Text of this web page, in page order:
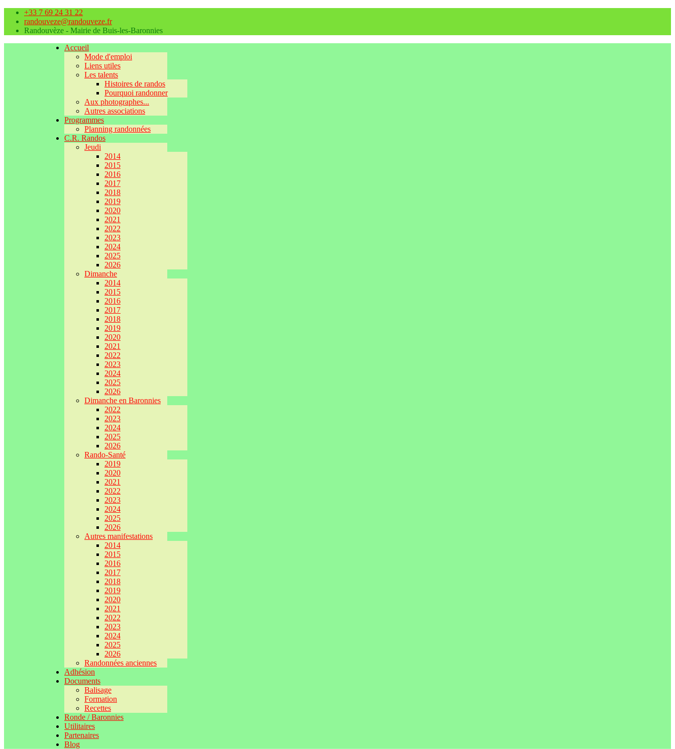
+33 7 69 24 31 22
randouveze@randouveze.fr
Randouvèze - Mairie de Buis-les-Baronnies
Accueil
Mode d'emploi
Liens utiles
Les talents
Histoires de randos
Pourquoi randonner
Aux photographes...
Autres associations
Programmes
Planning randonnées
C.R. Randos
Jeudi
2014
2015
2016
2017
2018
2019
2020
2021
2022
2023
2024
2025
2026
Dimanche
2014
2015
2016
2017
2018
2019
2020
2021
2022
2023
2024
2025
2026
Dimanche en Baronnies
2022
2023
2024
2025
2026
Rando-Santé
2019
2020
2021
2022
2023
2024
2025
2026
Autres manifestations
2014
2015
2016
2017
2018
2019
2020
2021
2022
2023
2024
2025
2026
Randonnées anciennes
Adhésion
Documents
Balisage
Formation
Recettes
Ronde / Baronnies
Utilitaires
Partenaires
Blog